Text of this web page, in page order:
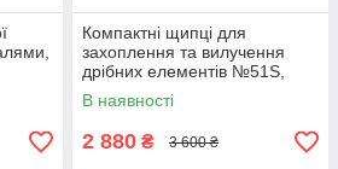
Компактні щипці для
захоплення та вилучення
дрібних елементів №51S,
Італія
В наявності
2 880 ₴ 3 600 ₴